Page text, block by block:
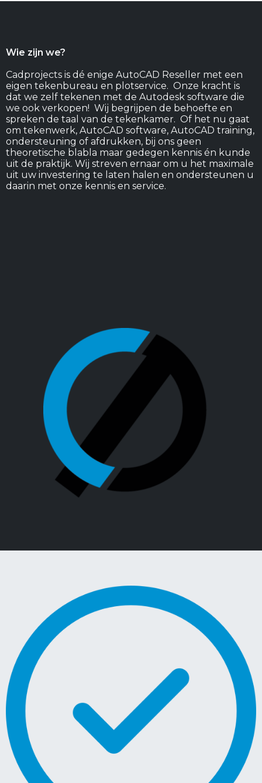
Wie zijn we?
Cadprojects is dé enige AutoCAD Reseller met een
eigen tekenbureau en plotservice. Onze kracht is
dat we zelf tekenen met de Autodesk software die
we ook verkopen! Wij begrijpen de behoefte en
spreken de taal van de tekenkamer. Of het nu gaat
om tekenwerk, AutoCAD software, AutoCAD training,
ondersteuning of afdrukken, bij ons geen
theoretische blabla maar gedegen kennis én kunde
uit de praktijk. Wij streven ernaar om u het maximale
uit uw investering te laten halen en ondersteunen u
daarin met onze kennis en service.